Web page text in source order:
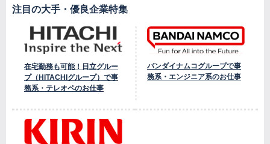
注目の大手・優良企業特集
在宅勤務も可能！日立グルー
プ（HITACHIグループ）で事
務系・テレオペのお仕事
バンダイナムコグループで事
務系・エンジニア系のお仕事